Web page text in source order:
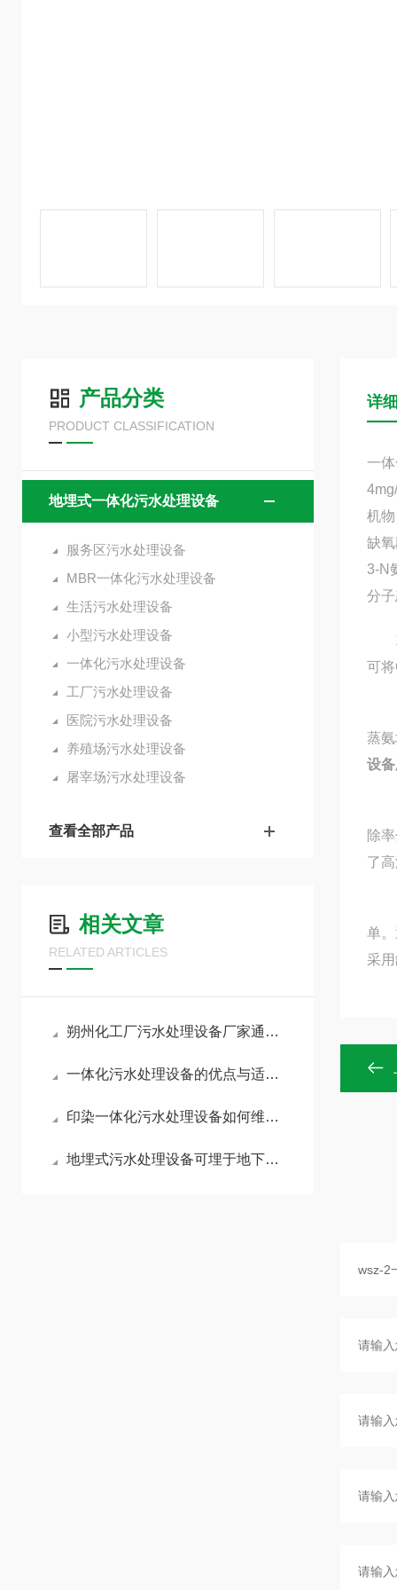
产品分类
PRODUCT CLASSIFICATION
地埋式一体化污水处理设备
服务区污水处理设备
MBR一体化污水处理设备
生活污水处理设备
小型污水处理设备
一体化污水处理设备
工厂污水处理设备
医院污水处理设备
养殖场污水处理设备
屠宰场污水处理设备
查看全部产品
相关文章
RELATED ARTICLES
朔州化工厂污水处理设备厂家通用性强
一体化污水处理设备的优点与适用范围
印染一体化污水处理设备如何维护和保养？
地埋式污水处理设备可埋于地下，模块化设计，可随地形需要特殊布置
详
一
机
缺
3-N
分
1
可
蒸
设
除
了
单
采